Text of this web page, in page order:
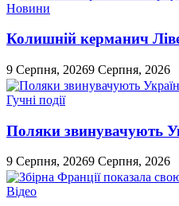
Новини
Колишній керманич
9 Серпня, 20269 Серпня, 2026
Гучні події
Поляки звинувачують
9 Серпня, 20269 Серпня, 2026
Відео